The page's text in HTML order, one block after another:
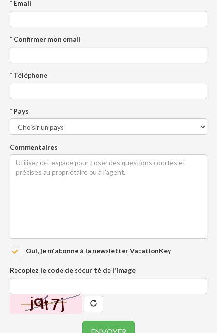
* Email
* Confirmer mon email
* Téléphone
* Pays
Commentaires
Oui, je m'abonne à la newsletter VacationKey
Recopiez le code de sécurité de l'image